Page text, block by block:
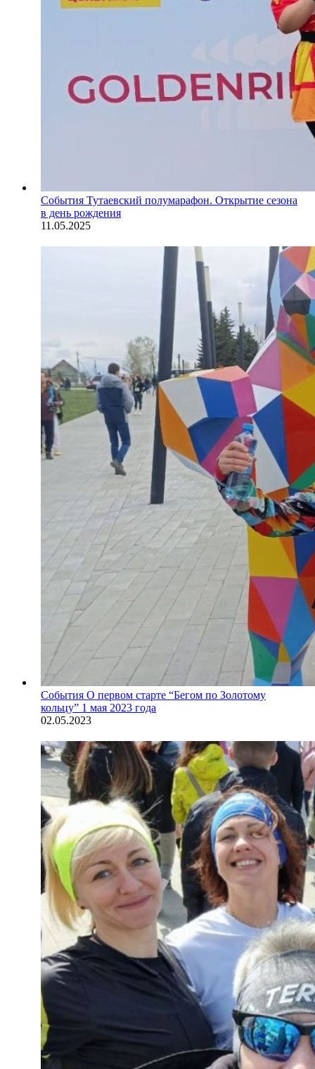
События Тутаевский полумарафон. Открытие сезона
в день рождения
11.05.2025
События О первом старте “Бегом по Золотому
кольцу” 1 мая 2023 года
02.05.2023